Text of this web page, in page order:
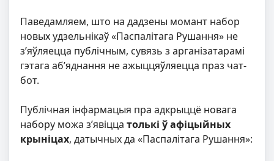
Паведамляем, што на дадзены момант набор
новых удзельнікаў «Паспалітага Рушання» не
з’яўляецца публічным, сувязь з арганізатарамі
гэтага аб’яднання не ажыццяўляецца праз чат-
бот.
Публічная інфармацыя пра адкрыццё новага
набору можа з’явіцца толькі ў афіцыйных
крыніцах, датычных да «Паспалітага Рушання»: